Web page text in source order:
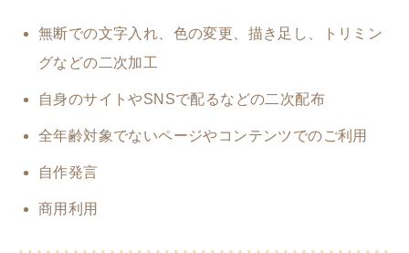
無断での文字入れ、色の変更、描き足し、トリミン
グなどの二次加工
自身のサイトやSNSで配るなどの二次配布
全年齢対象でないページやコンテンツでのご利用
自作発言
商用利用